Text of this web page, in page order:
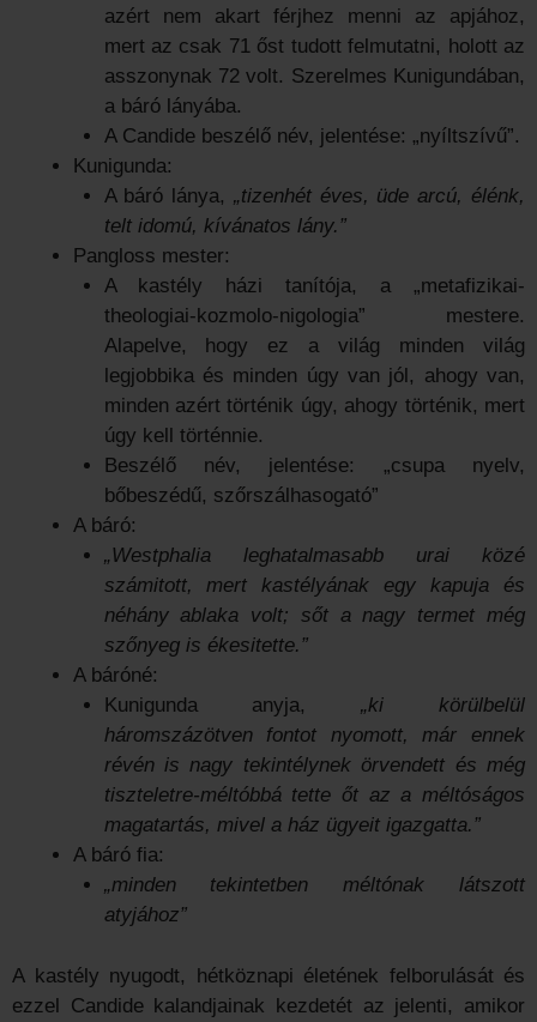
azért nem akart férjhez menni az apjához,
mert az csak 71 őst tudott felmutatni, holott az
asszonynak 72 volt. Szerelmes Kunigundában,
a báró lányába.
A Candide beszélő név, jelentése: „nyíltszívű”.
Kunigunda:
A báró lánya, „tizenhét éves, üde arcú, élénk,
telt idomú, kívánatos lány.”
Pangloss mester:
A kastély házi tanítója, a „metafizikai-
theologiai-kozmolo-nigologia” mestere.
Alapelve, hogy ez a világ minden világ
legjobbika és minden úgy van jól, ahogy van,
minden azért történik úgy, ahogy történik, mert
úgy kell történnie.
Beszélő név, jelentése: „csupa nyelv,
bőbeszédű, szőrszálhasogató”
A báró:
„Westphalia leghatalmasabb urai közé
számitott, mert kastélyának egy kapuja és
néhány ablaka volt; sőt a nagy termet még
szőnyeg is ékesitette.”
A báróné:
Kunigunda anyja,„ki körülbelül
háromszázötven fontot nyomott, már ennek
révén is nagy tekintélynek örvendett és még
tiszteletre-méltóbbá tette őt az a méltóságos
magatartás, mivel a ház ügyeit igazgatta.”
A báró fia:
„minden tekintetben méltónak látszott
atyjához”
A kastély nyugodt, hétköznapi életének felborulását és
ezzel Candide kalandjainak kezdetét az jelenti, amikor